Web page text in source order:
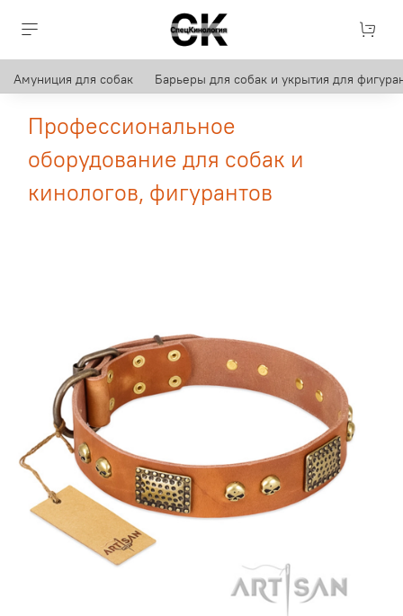
Амуниция для собак Барьеры для собак и укрытия для
Профессиональное
оборудование для собак и
кинологов, фигурантов